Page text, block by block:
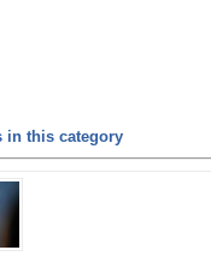
in this category